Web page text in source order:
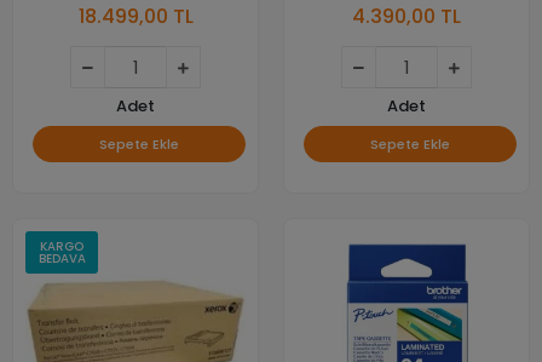
18.499,00 TL
Adet
Sepete Ekle
Fi
4.390,00 TL
Adet
Sepete Ekle
KARGO
BEDAVA